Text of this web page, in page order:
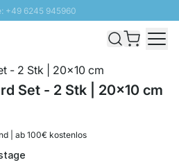
+49 6245 945960
- Gratis Versand ab 100€
Bis zu 20% Rabatt
Set - 2 Stk | 20x10 cm
| ab 100€ kostenlos